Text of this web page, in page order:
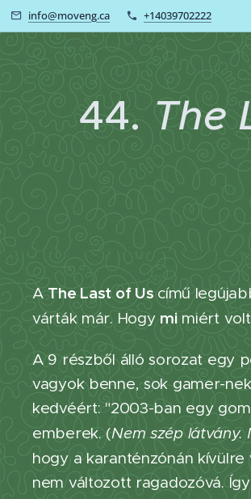
info@moveng.ca +14039702222
44. The
A The Last of Us című
várták már. Hogy mimiért
A 9 részből álló sorozat egy
vagyok benne, sok gamer-
kedvéért: "2003-ban egy
emberek. (Nem szép látvány.
hogy a karanténzónán
nem változott ragadozóvá.